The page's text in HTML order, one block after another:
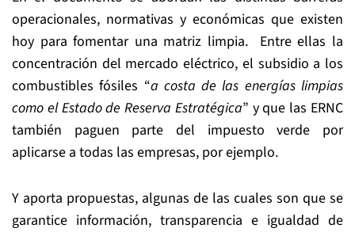
operacionales, normativas y económicas que existen
hoy para fomentar una matriz limpia. Entre ellas la
concentración del mercado eléctrico, el subsidio a los
combustibles fósiles “a costa de las energías limpias
como el Estado de Reserva Estratégica” y que las ERNC
también paguen parte del impuesto verde por
aplicarse a todas las empresas, por ejemplo.
Y aporta propuestas, algunas de las cuales son que se
garantice información, transparencia e igualdad de